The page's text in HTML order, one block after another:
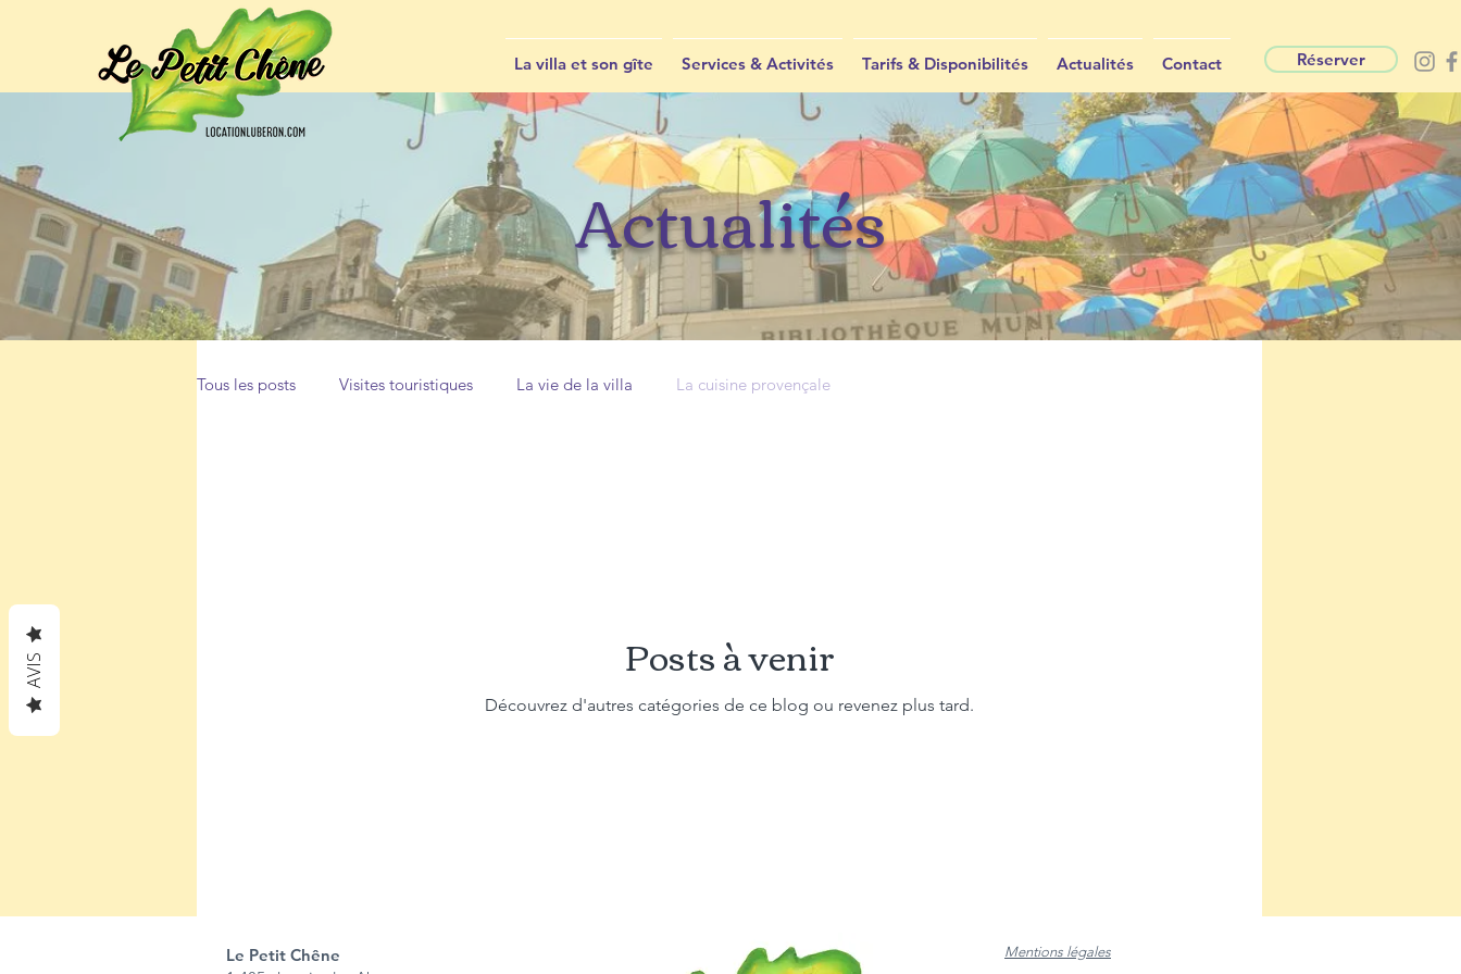
La villa et son gîte Services & Activités Tarifs & Disponibilités Actualités Contact Réserver
Actualités
Tous les posts Visites touristiques La vie de la villa La cuisine provençale
Posts à venir
Découvrez d'autres catégories de ce blog ou revenez plus tard.
Le Petit Chêne
Mentions légales
AVIS